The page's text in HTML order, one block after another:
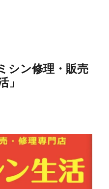
シン修理・販売
」